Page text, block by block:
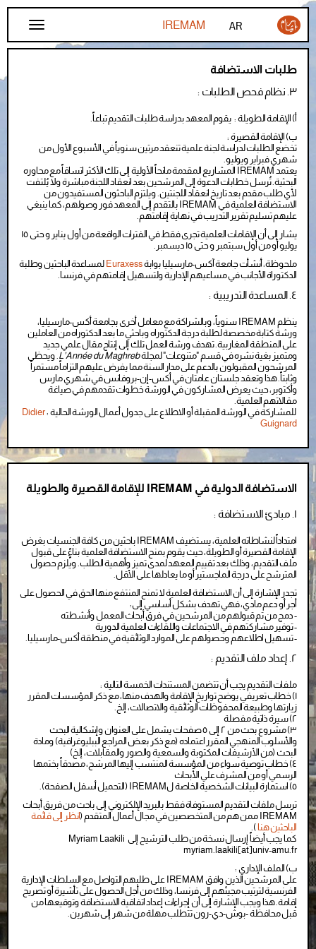
AR
FR
EN
تجاوز إلى المحتوى الرئيسي
طلبات الاستضافة
٣. نظام فحص الطلبات :
أ) الإقامة الطويلة : يقوم المعهد بدراسة طلبات التقديم تباعاً.
ب) الإقامة القصيرة :
تخضع الطلبات لدراسة لجنة علمية تنعقد مرتين سنوياً في الأسبوع الأول من
شهري فبراير ويوليو.
يعتمد IREMAM المشاريع المقدمة مانحاً الأولية إلى تلك الأكثر اتساقاً مع محاوره
البحثية. تُرسل خطابات الدعوة إلى المرشحين بعد انعقاد اللجنة مباشرة ولا يُلتفت
لأي طلب مقدم بعد تاريخ انعقاد اللجنتين. ويلتزم الباحثون المستفيدون من
الاستضافة العلمية في IREMAM بالتقدم إلى المعهد فور وصولهم، كما ينبغي
عليهم تسليم تقرير التدريب في نهاية إقامتهم.
يشار إلى أن الإقامات العلمية تجرى فقط في الفترات الواقعة من أول يناير و حتى ١٥
يوليو أو من أول سبتمبر و حتى ١٥ ديسمبر.
ملحوظة: أنشأت جامعة آكس-مارسيليا بوابةEuraxessلمساعدة الباحثين وطلبة
الدكتوراة الأجانب في مساعيهم الإدارية ولتسهيل إقامتهم في فرنسا.
٤. المساعدة التدريبية :
ينظم IREMAM سنوياً، وبالشراكة مع معامل أخرى بجامعة أكس-مارسيليا،
ورشة كتابة مخصصة لطلبة درجة الدكتوراه وباحثي ما بعد الدكتوراه من العاملين
على المنطقة المغاربية. تهدف ورشة العمل تلك إلى إنتاج مقال علمي جديد
ومتميز بغية نشره في قسم "متنوعات" لمجلةL’Année du Maghreb. ويحظى
المرشحون المقبولون بالدعم على مدار السنة مما يفرض عليهم التزاماً مستمراً
وثابتاً. هذا وتعقد جلستان عامتان في أكس-إن-بروفانس في شهري مارس
وأكتوبر، حيث يعرض المشاركون في الورشة خطوات تقدمهم في صياغة
مقالاتهم العلمية.
للمشاركة في الورشة المقبلة أو الاطلاع على جدول أعمال الورشة الحالية :Didier
Guignard
PROCÉDURES
الاستضافة الدولية في IREMAM للإقامة القصيرة والطويلة
١. مبادئ الاستضافة :
امتداداً لنشاطاته العلمية، يستضيف IREMAM باحثين من كافة الجنسيات بغرض
الإقامة القصيرة أو الطويلة، حيث يقوم بمنح الاستضافة العلمية بناءًٍ على قبول
ملف التقديم، وذلك بعد تقييم المعهد لمدى تميز وأهمية الطلب. ويلزم حصول
المترشح على درجة الماجستير أو ما يعادلها على الأقل.
تجدر الإشارة إلى أن الاستضافة العلمية لا تمنح المنتفع منها الحق في الحصول على
أجر أو دعم مادي، فهي تهدف بشكل أساسي إلى:
- دمج من تم قبولهم من المرشحين في فرق أبحاث المعمل وأنشطته
- توفير مشاركتهم في الاجتماعات واللقاءات العلمية الدورية
- تسهيل اطلاعهم وحصولهم على الموارد الوثائقية في منطقة أكس-مارسيليا.
٢. إعداد ملف التقديم :
ملفات التقديم يجب أن تتضمن المستندات الخمسة التالية :
١) خطاب تعريفي يوضح تواريخ الإقامة والهدف منها، مع ذكر المؤسسات المقرر
زيارتها وطبيعة المحفوظات الوثائقية والاتصالات، إلخ.
٢) سيرة ذاتية مفصلة
٣) مشروع بحث من ٢ إلى ٥ صفحات يشمل على العنوان وإشكالية البحث
والأسلوب المنهجي المقرر اعتماده (مع ذكر بعض المراجع الببليوغرافية) ومادة
البحث (من الأرشيفات المكتوبة والسمعية والصور والمقابلات، إلخ)
٤) خطاب توصية سواء من المؤسسة المنتسب إليها المرشح، مصدقاً بختمها
الرسمي أو من المشرف علي الأبحاث
٥) استمارة البيانات الشخصية الخاصة لIREMAM (التحميل أسفل الصفحة).
ترسل ملفات التقديم المستوفاة فقط بالبريد الإلكتروني إلى باحث من فريق أبحاث
IREMAM ممن هم من المتخصصين في مجال أعمال المتقدم (
انظر إلى قائمة
الباحثين هنا).
كما يجب أيضاً إرسال نسخة من طلب الترشيح إلى Myriam Laakili
myriam.laakili[at]univ-amu.fr
ب) الملف الإداري :
على المرشحين الذين وافق IREMAM على طلبهم التواصل مع السلطات الإدارية
الفرنسية لترتيب مجيئهم إلى فرنسا، وذلك من أجل الحصول على تأشيرة أو تصريح
إقامة. هذا ويجب الإشارة إلى أن إجراءات إعداد اتفاقية الاستضافة وتوقيعها من
قبل محافظة -بوش-دي-رون تتطلب مهلة من شهر إلى شهرين.